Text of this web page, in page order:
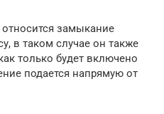
замыкание
в таком случае он также
только будет включено
подается напрямую от